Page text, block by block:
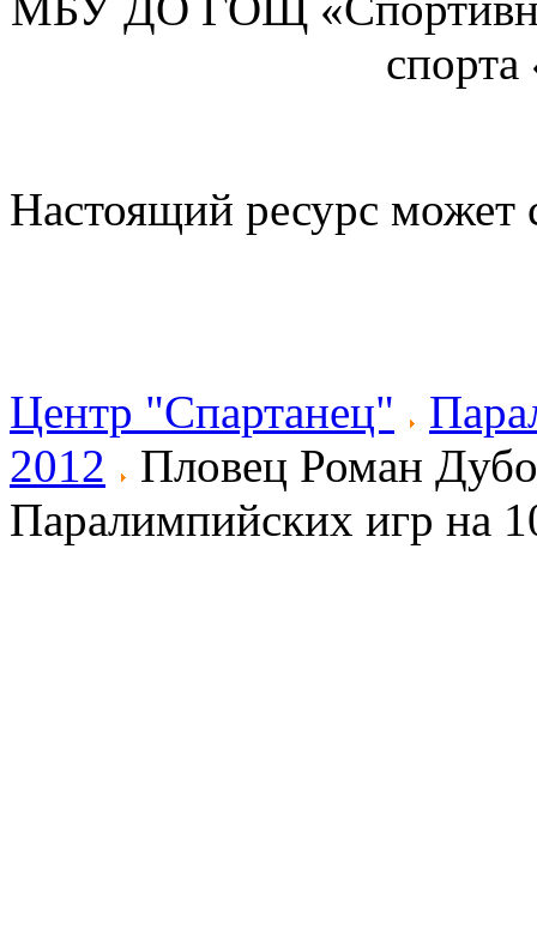
Настоящий ресурс может
Центр "Спартанец"
2012
Пловец Роман
Паралимпийских игр на